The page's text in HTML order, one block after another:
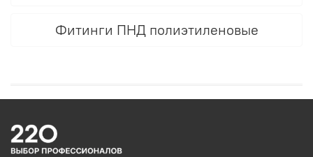
Фитинги ПНД полиэтиленовые